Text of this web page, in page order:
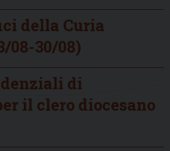
della Curia
08-30/08)
di
il clero diocesano